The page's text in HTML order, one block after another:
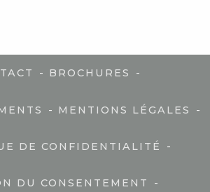
- BROCHURES -
- MENTIONS LÉGALES -
DE CONFIDENTIALITÉ -
DU CONSENTEMENT -